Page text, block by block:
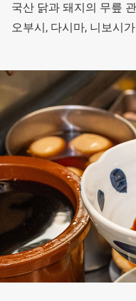
국산 닭과 돼지의 무릎
오부시, 다시마, 니보시